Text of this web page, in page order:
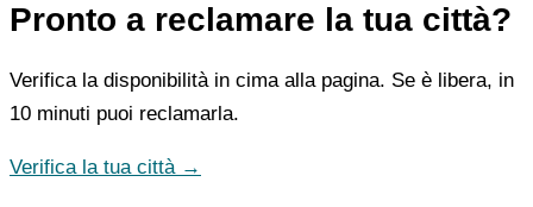
Pronto a reclamare la tua città?
Verifica la disponibilità in cima alla pagina. Se è libera, in
10 minuti puoi reclamarla.
Verifica la tua città →